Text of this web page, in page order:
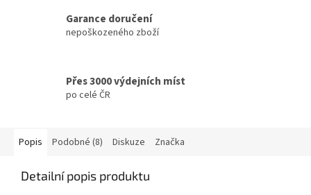
Garance doručení
nepoškozeného zboží
Přes 3000 výdejních míst
po celé ČR
Popis Podobné (8) Diskuze Značka
Detailní popis produktu